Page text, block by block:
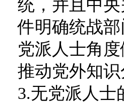
统，并且中
件明确统战
党派人士角
推动党外知
3.无党派人士